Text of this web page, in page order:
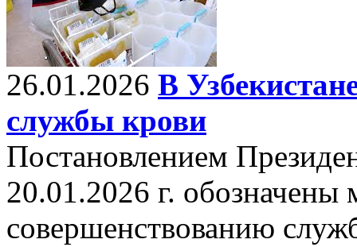
26.01.2026 В
службы крови
Постановлением
20.01.2026 г.
совершенствованию